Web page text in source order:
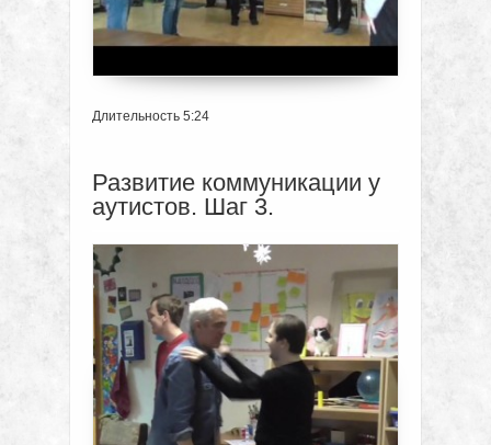
Длительность 5:24
Развитие коммуникации у
аутистов. Шаг 3.